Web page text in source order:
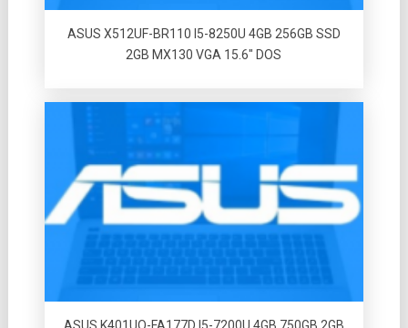
ASUS X512UF-BR110 I5-8250U 4GB 256GB SSD
2GB MX130 VGA 15.6″ DOS